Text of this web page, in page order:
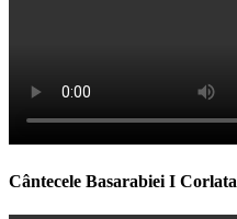
Cântecele Basarabiei I Corlata